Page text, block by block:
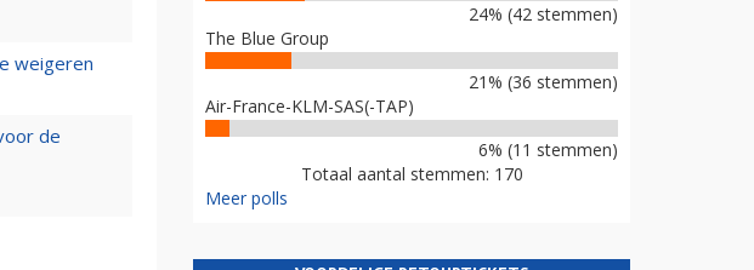
weigeren
de
24% (42 stemmen)
The Blue Group
21% (36 stemmen)
Air-France-KLM-SAS(-TAP)
6% (11 stemmen)
Totaal aantal stemmen: 170
Meer polls